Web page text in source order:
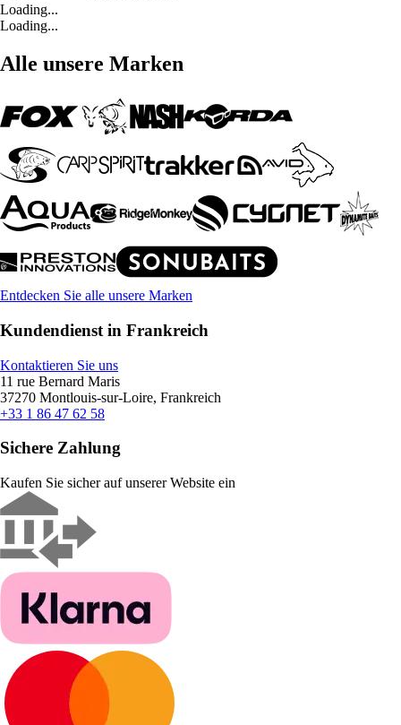
Loading...
Loading...
Alle unsere Marken
Entdecken Sie alle unsere Marken
Kundendienst in Frankreich
Kontaktieren Sie uns
11 rue Bernard Maris
37270 Montlouis-sur-Loire, Frankreich
+33 1 86 47 62 58
Sichere Zahlung
Kaufen Sie sicher auf unserer Website ein